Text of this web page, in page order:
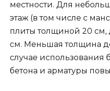
местности. Для
этаж (в том числе с
плиты толщиной 20 см,
см. Меньшая толщина
случае использования
бетона и арматуры